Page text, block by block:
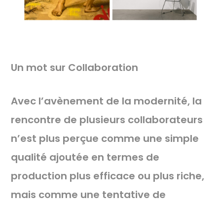
Un mot sur Collaboration
Avec l’avènement de la modernité, la
rencontre de plusieurs collaborateurs
n’est plus perçue comme une simple
qualité ajoutée en termes de
production plus efficace ou plus riche,
mais comme une tentative de